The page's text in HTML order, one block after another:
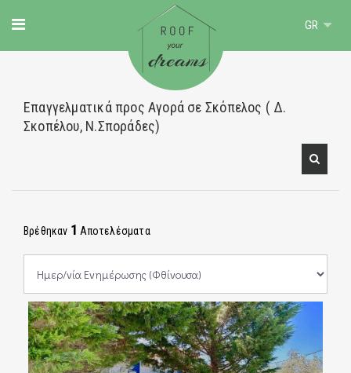
GR
Επαγγελματικά προς Αγορά σε Σκόπελος ( Δ.
Σκοπέλου, Ν.Σποράδες)
Βρέθηκαν 1 Αποτελέσματα